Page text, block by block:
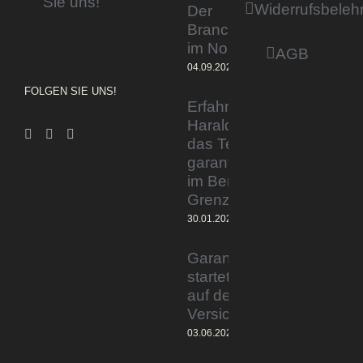
FOLGEN SIE UNS!
Der
Branchentag
im Norden
04.09.2023
Erfahrener Experte
Harald Wesely stärkt
das Team von
garantiertmehrnetto.de
im Bereich
Grenzgänger
30.01.2024
Garantiertmehrnetto.de®
startet Vermittlerplattform
auf deutschem
Versicherungsmarkt
03.06.2023
AGB